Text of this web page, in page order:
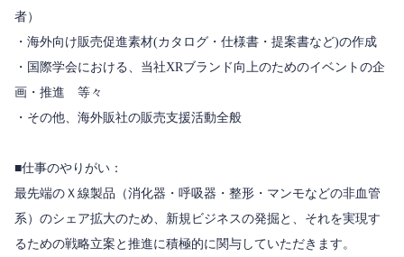
者）
・海外向け販売促進素材(カタログ・仕様書・提案書など)の作成
・国際学会における、当社XRブランド向上のためのイベントの企
画・推進 等々
・その他、海外販社の販売支援活動全般
■仕事のやりがい：
最先端のＸ線製品（消化器・呼吸器・整形・マンモなどの非血管
系）のシェア拡大のため、新規ビジネスの発掘と、それを実現す
るための戦略立案と推進に積極的に関与していただきます。